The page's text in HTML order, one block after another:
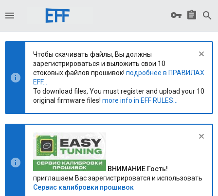
Чтобы скачивать файлы, Вы должны
зарегистрироваться и выложить свои 10
стоковых файлов прошивок! подробнее в ПРАВИЛАХ
EFF...
To download files, You must register and upload your 10
original firmware files! more info in EFF RULES...
ВНИМАНИЕ Гость!
приглашаем Вас зарегистрироватся и использовать
Сервис калибровки прошивок